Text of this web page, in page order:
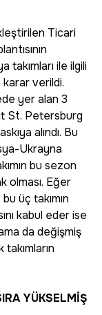
Ticari
takımları ile ilgili
karar verildi.
yer alan 3
St. Petersburg
alındı. Bu
Ukrayna
bu sezon
olması. Eğer
üç takımın
kabul eder ise
da değişmiş
YÜKSELMİŞ